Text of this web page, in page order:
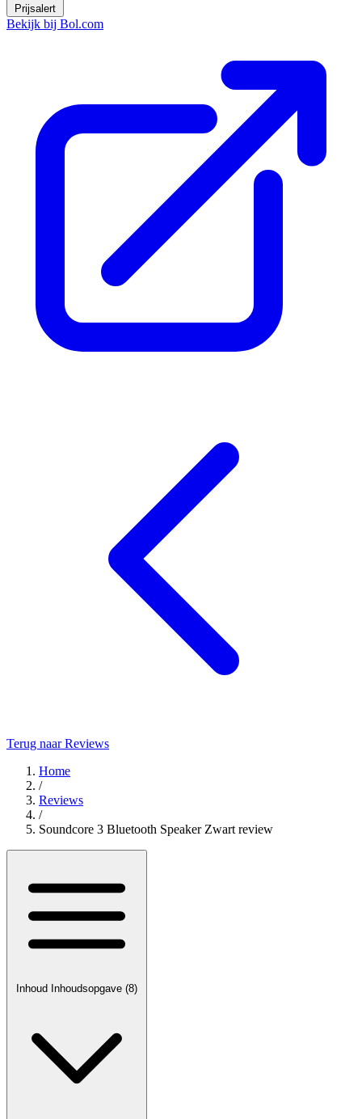
Prijsalert
Bekijk bij Bol.com
Terug naar Reviews
Home
/
Reviews
/
Soundcore 3 Bluetooth Speaker Zwart review
Inhoud Inhoudsopgave (8)